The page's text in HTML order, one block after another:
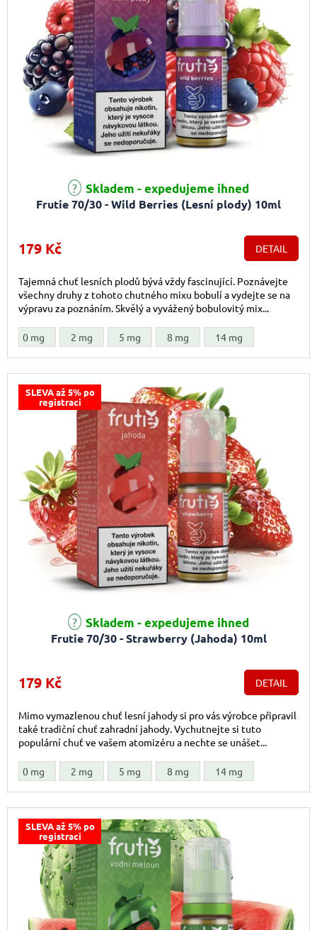
Frutie 70/30 - Wild Berries (Lesní plody) 10ml
Skladem - expedujeme ihned
179 Kč DETAIL
Tajemná chuť lesních plodů bývá vždy fascinující. Poznávejte
všechny druhy z tohoto chutného mixu bobulí a vydejte se na
výpravu za poznáním. Skvělý a vyvážený bobulovitý mix...
0 mg 2 mg 5 mg 8 mg 14 mg
SLEVA až 5% po
registraci
Frutie 70/30 - Strawberry (Jahoda) 10ml
Skladem - expedujeme ihned
179 Kč DETAIL
Mimo vymazlenou chuť lesní jahody si pro vás výrobce připravil
také tradiční chuť zahradní jahody. Vychutnejte si tuto
populární chuť ve vašem atomizéru a nechte se unášet...
0 mg 2 mg 5 mg 8 mg 14 mg
SLEVA až 5% po
registraci